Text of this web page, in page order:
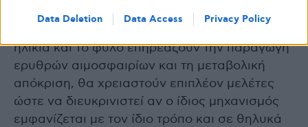
Data Deletion Data Access Privacy Policy
Για να μειωθούν οι μεταβλητές, μελετήθηκαν
μόνο νεαρά αρσενικά ποντίκια. Επειδή η
ηλικία και το φύλο επηρεάζουν την παραγωγή
ερυθρών αιμοσφαιρίων και τη μεταβολική
απόκριση, θα χρειαστούν επιπλέον μελέτες
ώστε να διευκρινιστεί αν ο ίδιος μηχανισμός
εμφανίζεται με τον ίδιο τρόπο και σε θηλυκά